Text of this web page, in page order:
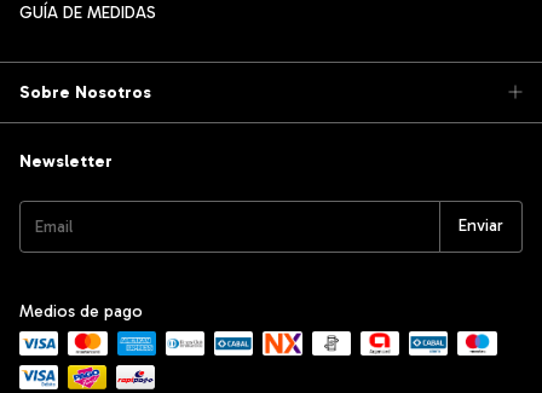
GUÍA DE MEDIDAS
Sobre Nosotros
Newsletter
Medios de pago